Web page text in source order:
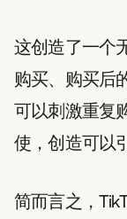
这创造了一个
购买、购买后
可以刺激重复
使，创造可以
简而言之，